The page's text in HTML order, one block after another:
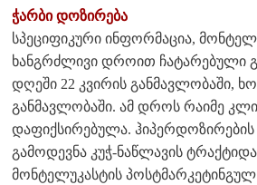
ჭარბი დოზირება
სპეციფიკური ინფორმაცია,
ხანგრძლივი დროით ჩატარებული
დღეში 22 კვირის განმავლობაში,
განმავლობაში. ამ დროს რაიმე
დაფიქსირებულა. ჰიპერდოზირების
გამოდევნა კუჭ-ნაწლავის
მონტელუკასტის